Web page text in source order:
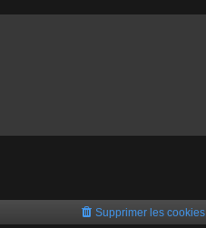
Supprimer les cookies